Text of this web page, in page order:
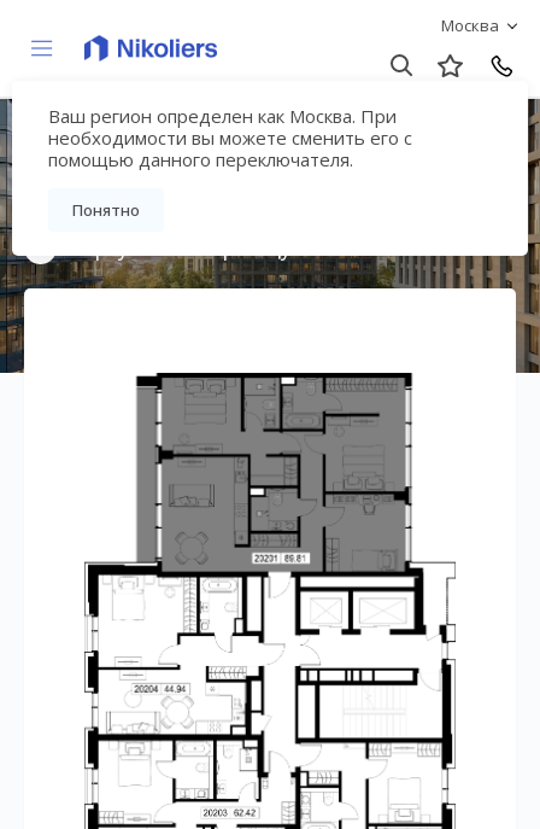
Москва
Ваш регион определен как Москва. При
необходимости вы можете сменить его с
помощью данного переключателя.
Понятно
Премиальный дом
«МИРА»